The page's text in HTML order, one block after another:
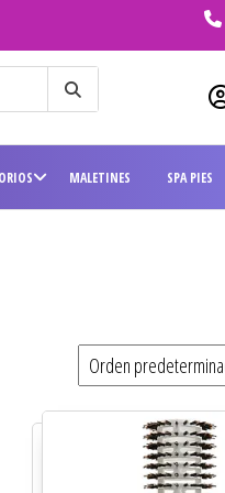
MALETINES SPA PIES